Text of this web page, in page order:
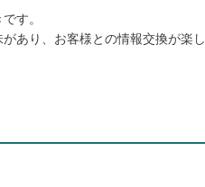
す。
あり、お客様との情報交換が楽し